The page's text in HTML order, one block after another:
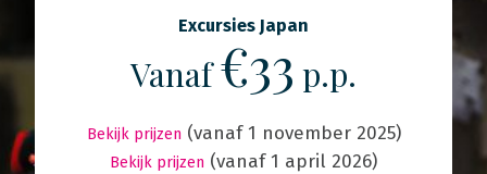
Excursies Japan
Vanaf€33 p.p.
Bekijk prijzen (vanaf 1 november 2025)
Bekijk prijzen (vanaf 1 april 2026)